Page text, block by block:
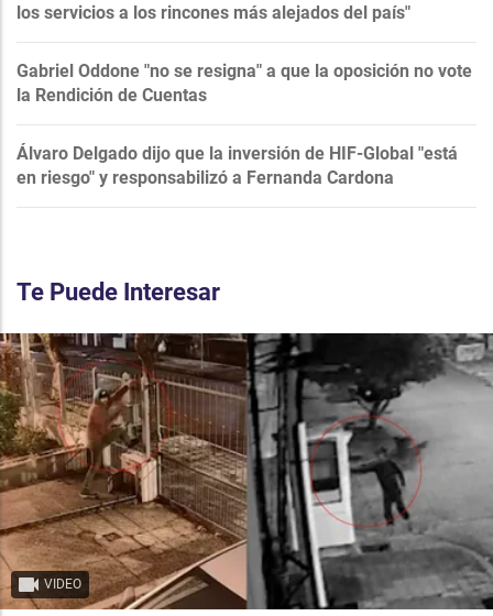
los servicios a los rincones más alejados del país"
Gabriel Oddone "no se resigna" a que la oposición no vote
la Rendición de Cuentas
Álvaro Delgado dijo que la inversión de HIF-Global "está
en riesgo" y responsabilizó a Fernanda Cardona
Te Puede Interesar
VIDEO